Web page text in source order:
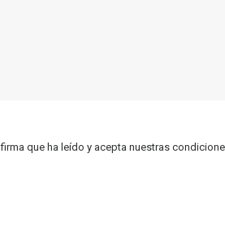
que ha leído y acepta nuestras